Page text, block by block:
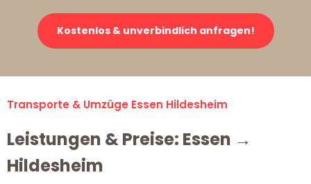
Kostenlos & unverbindlich anfragen!
Transporte & Umzüge Essen Hildesheim
Leistungen & Preise: Essen →
Hildesheim